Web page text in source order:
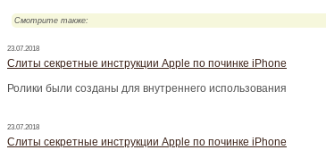
Смотрите также:
23.07.2018
Слиты секретные инструкции Apple по починке iPhone
Ролики были созданы для внутреннего использования
23.07.2018
Слиты секретные инструкции Apple по починке iPhone